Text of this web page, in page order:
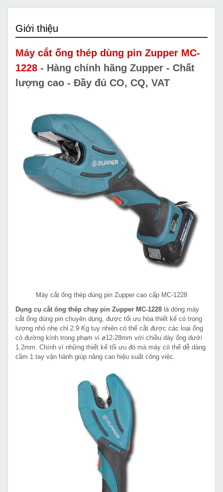
Giới thiệu
Máy cắt ống thép dùng pin Zupper MC-
1228 - Hàng chính hãng Zupper - Chất
lượng cao - Đầy đủ CO, CQ, VAT
Máy cắt ống thép dùng pin Zupper cao cấp MC-1228
Dụng cụ cắt ống thép chạy pin Zupper MC-1228 là dòng máy
cắt ống dùng pin chuyên dụng, được tối ưu hóa thiết kế có trọng
lượng nhỏ nhẹ chỉ 2.9 Kg tuy nhiên có thể cắt được các loại ống
có đường kính trong phạm vi ø12-28mm với chiều dày ống dưới
1.2mm. Chính vì những thiết kế tối ưu đó mà máy có thể dễ dàng
cầm 1 tay vận hành giúp nâng cao hiệu suất công việc.